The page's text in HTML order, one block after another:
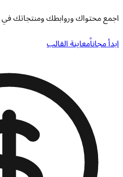
اجمع محتواك وروابطك ومنتجاتك
ابدأ مجاناًمعاينة القالب